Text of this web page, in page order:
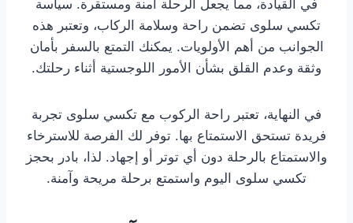
في القيادة، مما يجعل الرحلة آمنة ومستقرة. سياسة
تكسي سلوى تضمن راحة وسلامة الركاب، وتعتبر هذه
الجوانب من أهم الأولويات. يمكنك التمتع بالسفر بأمان
وثقة وعدم القلق بشأن الأمور اللوجستية أثناء رحلتك.
في النهاية، تعتبر راحة الركوب مع تكسي سلوى تجربة
فريدة تستحق الاستمتاع بها. توفر لك الفرصة للاسترخاء
والاستمتاع بالرحلة دون أي توتر أو إجهاد. لذا، بادر بحجز
تكسي سلوى اليوم واستمتع برحلة مريحة وآمنة.